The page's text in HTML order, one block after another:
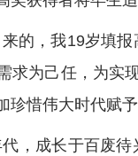
，我19岁填报
求为己任，为实
珍惜伟大时代赋
成长于百废待